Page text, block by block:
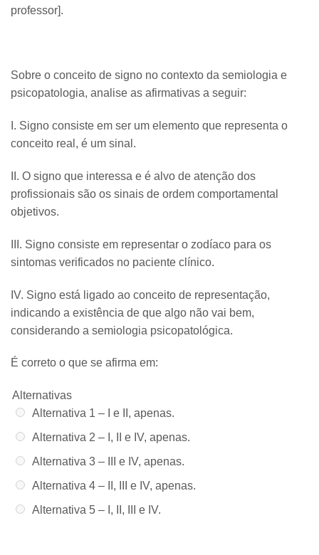
professor].
Sobre o conceito de signo no contexto da semiologia e
psicopatologia, analise as afirmativas a seguir:
I. Signo consiste em ser um elemento que representa o
conceito real, é um sinal.
II. O signo que interessa e é alvo de atenção dos
profissionais são os sinais de ordem comportamental
objetivos.
III. Signo consiste em representar o zodíaco para os
sintomas verificados no paciente clínico.
IV. Signo está ligado ao conceito de representação,
indicando a existência de que algo não vai bem,
considerando a semiologia psicopatológica.
É correto o que se afirma em:
Alternativas
Alternativa 1 –
I e II, apenas.
Alternativa 2 – I, II e IV, apenas.
Alternativa 3 –
III e IV, apenas.
Alternativa 4 –
II, III e IV, apenas.
Alternativa 5 – I, II, III e IV.